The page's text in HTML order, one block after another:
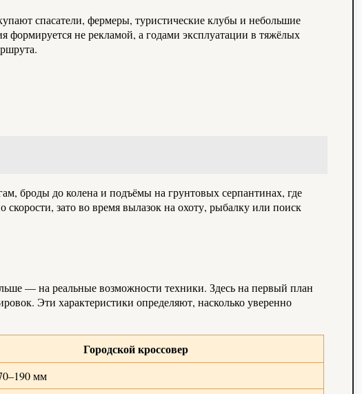
спасатели, фермеры, туристические клубы и небольшие
формируется не рекламой, а годами эксплуатации в тяжёлых
броды до колена и подъёмы на грунтовых серпантинах, где
зато во время вылазок на охоту, рыбалку или поиск
— на реальные возможности техники. Здесь на первый план
Эти характеристики определяют, насколько уверенно
Городской кроссовер
мм